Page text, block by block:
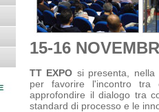
15-16
TT EXPO si presenta, nella
per favorire l'incontro tra
approfondire il dialogo tra
standard di processo e le